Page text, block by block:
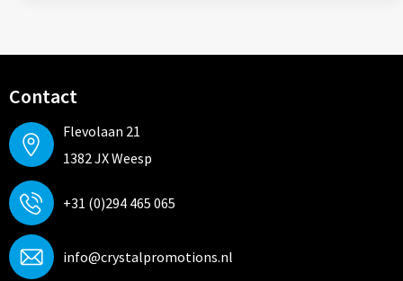
Contact
Flevolaan 21
1382 JX Weesp
+31 (0)294 465 065
info@crystalpromotions.nl